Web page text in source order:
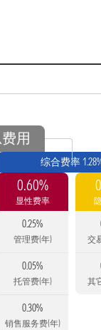
用
综合费率
0.60%
显性费率
0.25%
管理费(年)
0.05%
托管费(年)
0.30%
销售服务费(年)
交
其